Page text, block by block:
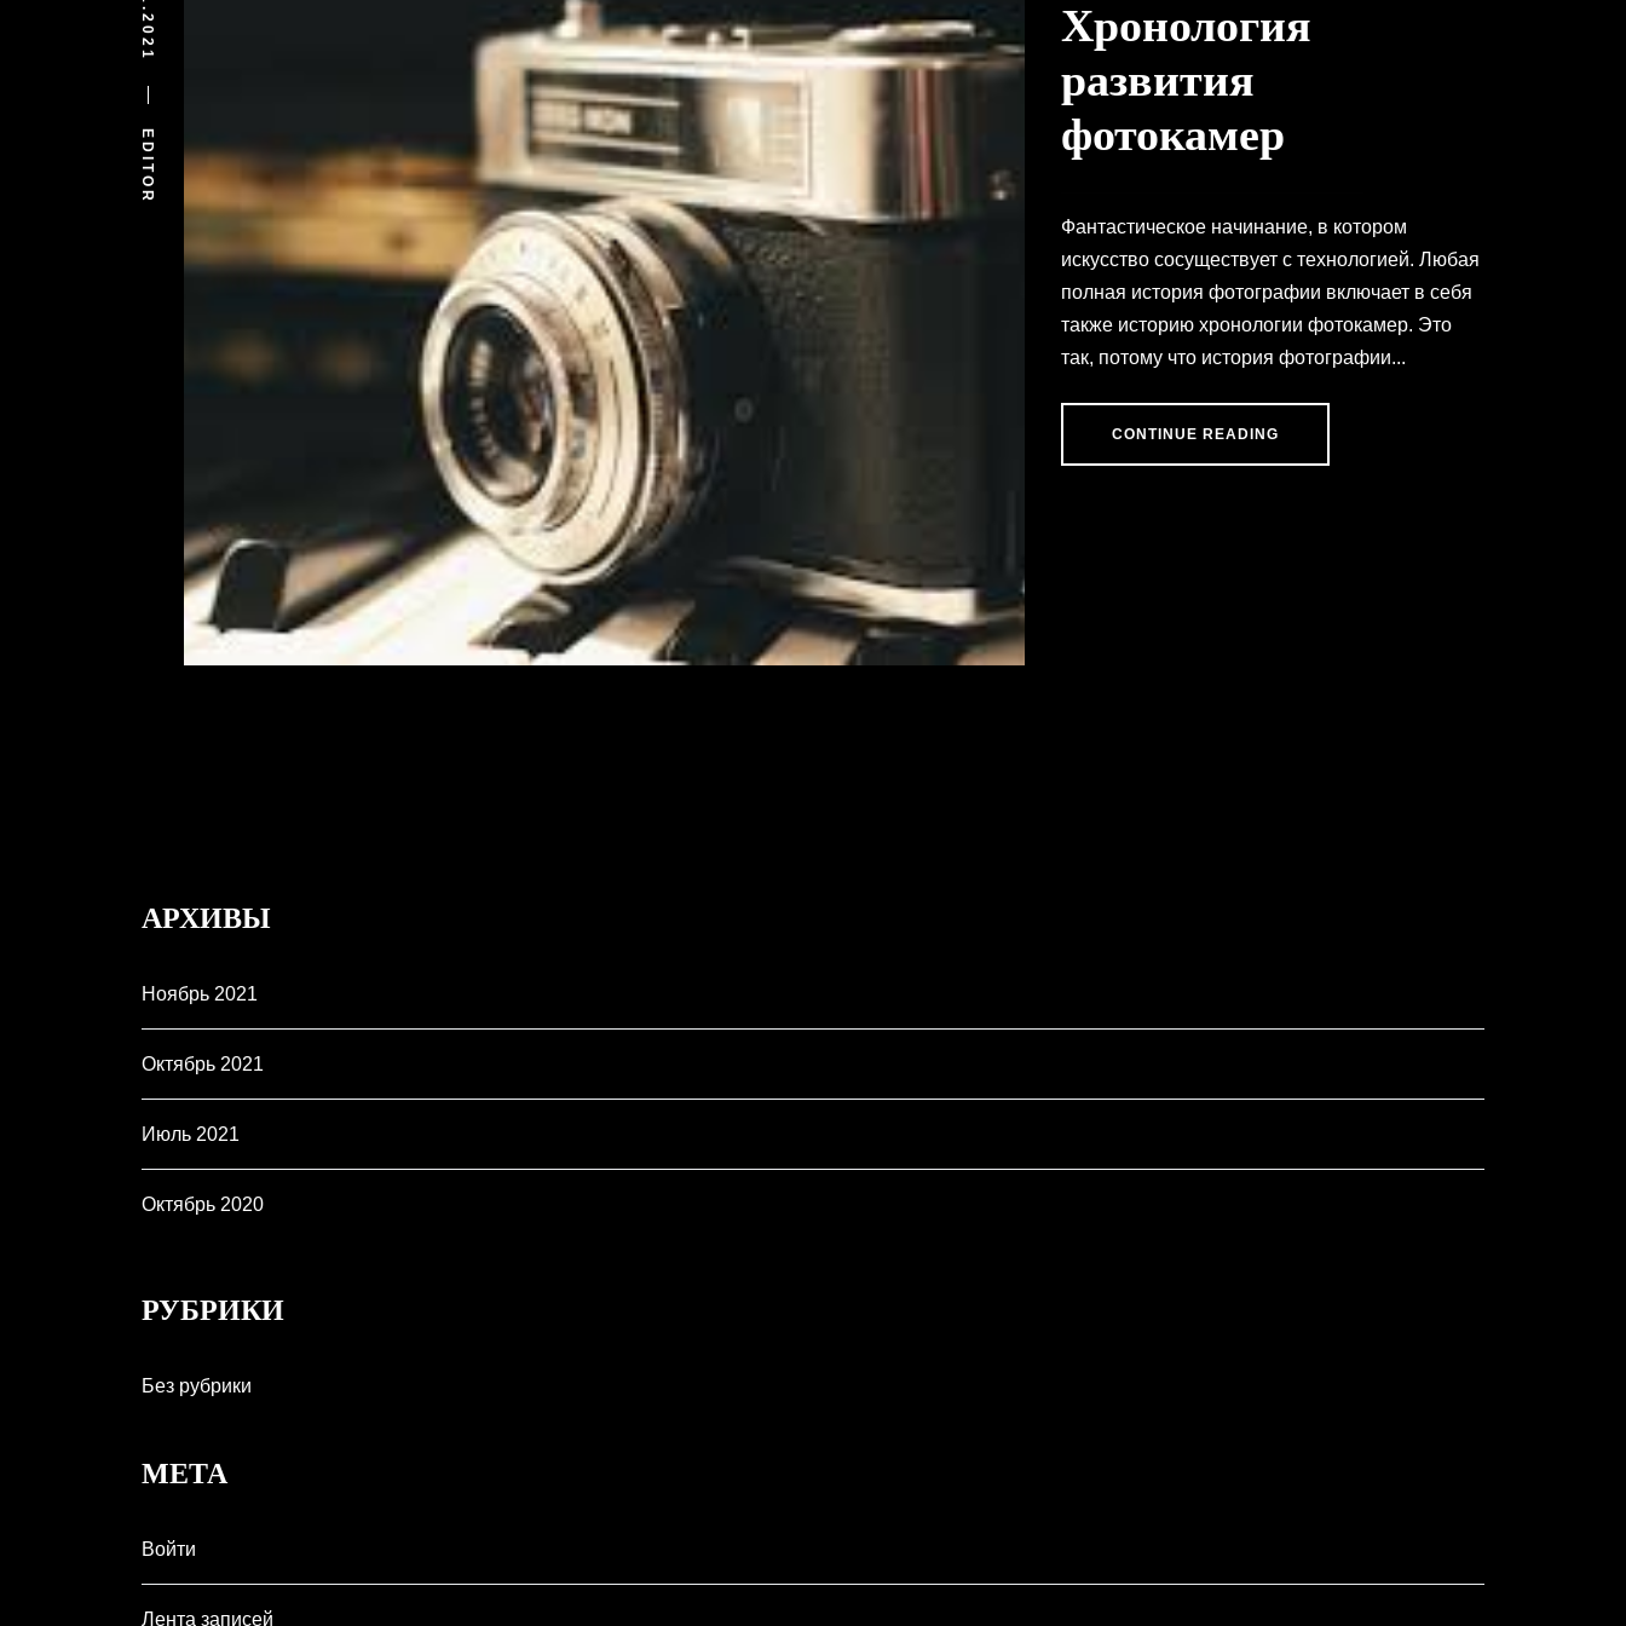
EDITOR
Хронология
развития
фотокамер
Фантастическое начинание, в котором
искусство сосуществует с технологией. Любая
полная история фотографии включает в себя
также историю хронологии фотокамер. Это
так, потому что история фотографии...
CONTINUE READING
АРХИВЫ
Ноябрь 2021
Октябрь 2021
Июль 2021
Октябрь 2020
РУБРИКИ
Без рубрики
МЕТА
Войти
Лента записей